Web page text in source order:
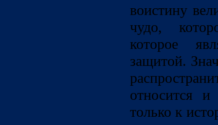
воистину
чудо,
которое
защитой.
относится
только к